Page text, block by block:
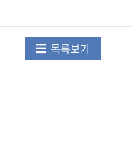
목록보기